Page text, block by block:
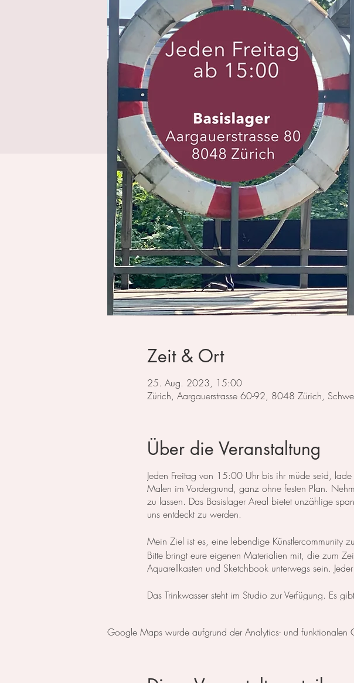
Zeit & Ort
25. Aug. 2023, 15:00
Zürich, Aargauerstrasse 60-92, 8048 Zürich,
Über die Veranstaltung
Jeden Freitag von 15:00 Uhr bis ihr müde seid,
Malen im Vordergrund, ganz ohne festen Plan.
zu lassen. Das Basislager Areal bietet unzählige
uns entdeckt zu werden.
Mein Ziel ist es, eine lebendige Künstlercommunity
Bitte bringt eure eigenen Materialien mit, die zum
Aquarellkasten und Sketchbook unterwegs sein.
Das Trinkwasser steht im Studio zur Verfügung. Es
Google Maps wurde aufgrund der Analytics- und funktionalen